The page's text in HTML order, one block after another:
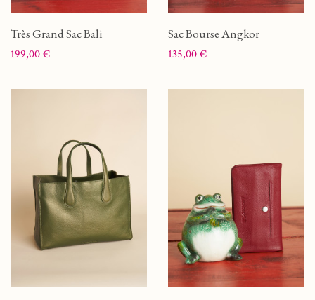
Très Grand Sac Bali
Prix
199,00 €
Sac Bourse Angkor
Prix
135,00 €